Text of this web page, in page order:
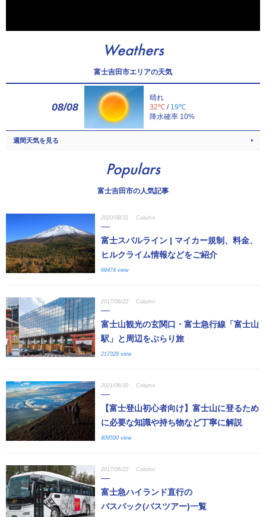
Weathers
富士吉田市エリアの天気
08/08
晴れ
32℃ / 19℃
降水確率 10%
週間天気を見る
Populars
富士吉田市の人気記事
2020/08/31 Column
富士スバルライン | マイカー規制、料金、
ヒルクライム情報などをご紹介
68474 view
2017/06/22 Column
富士山観光の玄関口・富士急行線「富士山
駅」と周辺をぶらり旅
217328 view
2021/06/30 Column
【富士登山初心者向け】富士山に登るため
に必要な知識や持ち物など丁寧に解説
409590 view
2017/06/22 Column
富士急ハイランド直行の
バスパック(バスツアー)一覧